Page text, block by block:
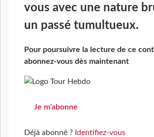
vous avec une nature
un passé tumultueux.
Pour poursuivre la lecture de ce
abonnez-vous dès maintenant
Je m'abonne
Déjà abonné ? Identifiez-vous